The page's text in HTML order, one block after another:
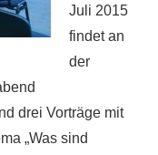
Juli 2015
findet an
der
drei Vorträge mit
„Was sind